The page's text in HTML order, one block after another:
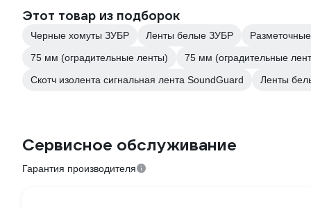
Этот товар из подборок
Черные хомуты ЗУБР Ленты белые ЗУБР
75 мм (оградительные ленты)
75 мм (оградительные
Скотч изолента сигнальная лента SoundGuard
Ленты
Сервисное обслуживание
Гарантия производителя